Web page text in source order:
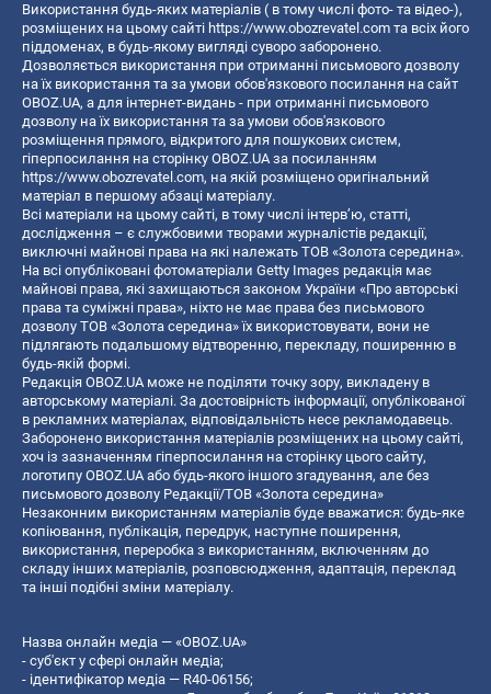
Використання будь-яких матеріалів ( в тому числі фото- та відео-),
розміщених на цьому сайті https://www.obozrevatel.com та всіх його
піддоменах, в будь-якому вигляді суворо заборонено.
Дозволяється використання при отриманні письмового дозволу
на їх використання та за умови обов'язкового посилання на сайт
OBOZ.UA, а для інтернет-видань - при отриманні письмового
дозволу на їх використання та за умови обов'язкового
розміщення прямого, відкритого для пошукових систем,
гіперпосилання на сторінку OBOZ.UA за посиланням
https://www.obozrevatel.com, на якій розміщено оригінальний
матеріал в першому абзаці матеріалу.
Всі матеріали на цьому сайті, в тому числі інтерв’ю, статті,
дослідження – є службовими творами журналістів редакції,
виключні майнові права на які належать ТОВ «Золота середина».
На всі опубліковані фотоматеріали Getty Images редакція має
майнові права, які захищаються законом України «Про авторські
права та суміжні права», ніхто не має права без письмового
дозволу ТОВ «Золота середина» їх використовувати, вони не
підлягають подальшому відтворенню, перекладу, поширенню в
будь-якій формі.
Редакція OBOZ.UA може не поділяти точку зору, викладену в
авторському матеріалі. За достовірність інформації, опублікованої
в рекламних матеріалах, відповідальність несе рекламодавець.
Заборонено використання матеріалів розміщених на цьому сайті,
хоч із зазначенням гіперпосилання на сторінку цього сайту,
логотипу OBOZ.UA або будь-якого іншого згадування, але без
письмового дозволу Редакції/ТОВ «Золота середина»
Незаконним використанням матеріалів буде вважатися: будь-яке
копiювання, публiкацiя, передрук, наступне поширення,
використання, переробка з використанням, включенням до
складу інших матеріалів, розповсюдження, адаптація, переклад
та інші подібні зміни матеріалу.
Назва онлайн медіа — «OBOZ.UA»
- суб'єкт у сфері онлайн медіа;
- ідентифікатор медіа — R40-06156;